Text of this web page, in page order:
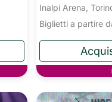
Inalpi Arena,
Biglietti a partire